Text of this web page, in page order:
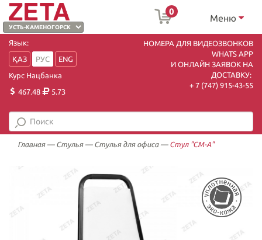
0
Меню
Язык:
ҚАЗ
РУС
ENG
Курс Нацбанка
467.48
5.73
НОМЕРА ДЛЯ ВИДЕОЗВОНКОВ
WHATS APP
И ОНЛАЙН ЗАЯВОК НА
ДОСТАВКУ:
+ 7 (747) 915-43-55
Главная— Стулья— Стулья для офиса— Стул "СМ-А"